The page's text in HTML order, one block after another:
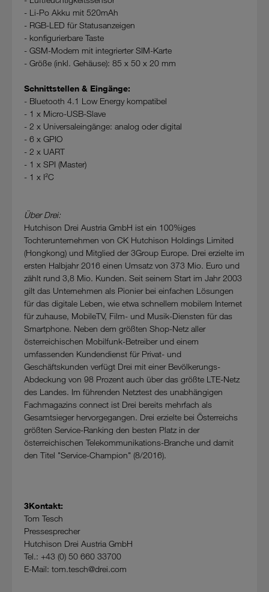
- Li-Po Akku mit 520mAh
- RGB-LED für Statusanzeigen
- konfigurierbare Taste
- GSM-Modem mit integrierter SIM-Karte
- Größe (inkl. Gehäuse): 85 x 50 x 20 mm
Schnittstellen & Eingänge:
- Bluetooth 4.1 Low Energy kompatibel
- 1 x Micro-USB-Slave
- 2 x Universaleingänge: analog oder digital
- 6 x GPIO
- 2 x UART
- 1 x SPI (Master)
- 1 x I²C
Über Drei:
Hutchison Drei Austria GmbH ist ein 100%iges
Tochterunternehmen von CK Hutchison Holdings Limited
(Hongkong) und Mitglied der 3Group Europe. Drei erzielte im
ersten Halbjahr 2016 einen Umsatz von 373 Mio. Euro und
zählt rund 3,8 Mio. Kunden. Seit seinem Start im Jahr 2003
gilt das Unternehmen als Pionier bei einfachen Lösungen
für das digitale Leben, wie etwa schnellem mobilem Internet
für zuhause, MobileTV, Film- und Musik-Diensten für das
Smartphone. Neben dem größten Shop-Netz aller
österreichischen Mobilfunk-Betreiber und einem
umfassenden Kundendienst für Privat- und
Geschäftskunden verfügt Drei mit einer Bevölkerungs-
Abdeckung von 98 Prozent auch über das größte LTE-Netz
des Landes. Im führenden Netztest des unabhängigen
Fachmagazins connect ist Drei bereits mehrfach als
Gesamtsieger hervorgegangen. Drei erzielte bei Österreichs
größten Service-Ranking den besten Platz in der
österreichischen Telekommunikations-Branche und damit
den Titel "Service-Champion" (8/2016).
3Kontakt:
Tom Tesch
Pressesprecher
Hutchison Drei Austria GmbH
Tel.: +43 (0) 50 660 33700
E-Mail: tom.tesch@drei.com